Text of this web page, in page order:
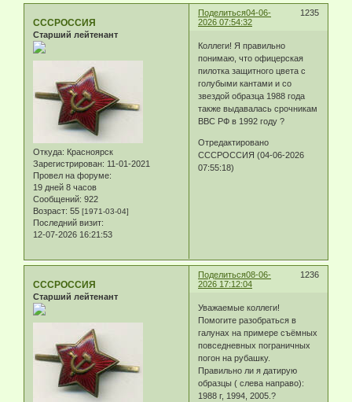
Поделиться 1235
04-06-
2026 07:54:32
СССРОССИЯ
Старший лейтенант
Откуда: Красноярск
Зарегистрирован: 11-01-2021
Провел на форуме:
19 дней 8 часов
Сообщений: 922
Возраст: 55 [1971-03-04]
Последний визит:
12-07-2026 16:21:53
Коллеги! Я правильно
понимаю, что офицерская
пилотка защитного цвета с
голубыми кантами и со
звездой образца 1988 года
также выдавалась срочникам
ВВС РФ в 1992 году ?
Отредактировано
СССРОССИЯ (04-06-2026
07:55:18)
Поделиться 1236
08-06-
2026 17:12:04
СССРОССИЯ
Старший лейтенант
Уважаемые коллеги!
Помогите разобраться в
галунах на примере съёмных
повседневных пограничных
погон на рубашку.
Правильно ли я датирую
образцы ( слева направо):
1988 г, 1994, 2005.?